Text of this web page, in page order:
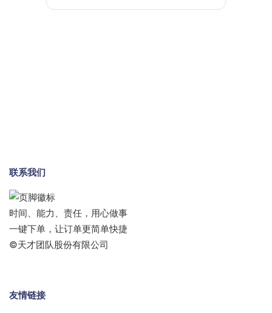
联系我们
时间、能力、责任，用心做事
一键下单，让订单更简单快捷
©天才团队股份有限公司
友情链接